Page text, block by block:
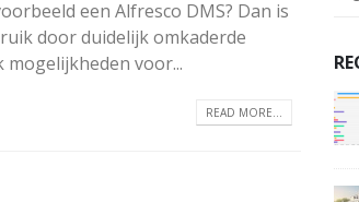
een Alfresco DMS? Dan is
door duidelijk omkaderde
voor...
READ MORE...